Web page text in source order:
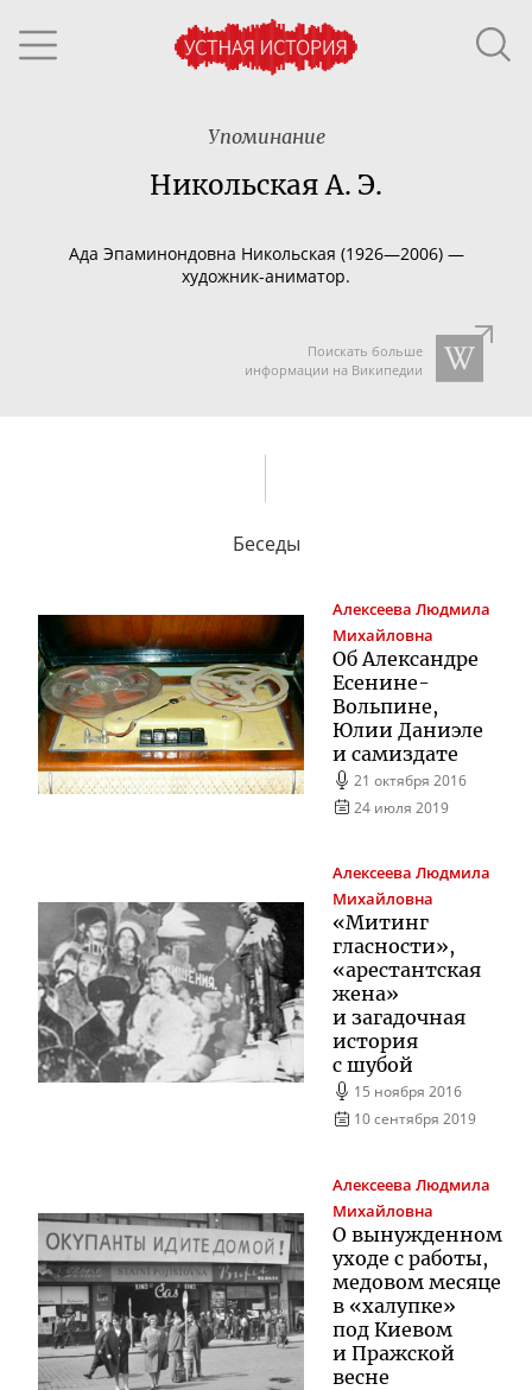
Упоминание
Никольская А. Э.
Ада Эпаминондовна Никольская (1926—2006) —
художник-аниматор.
Поискать больше
информации на Википедии
Беседы
Алексеева Людмила
Михайловна
Об Александре
Есенине-
Вольпине,
Юлии Даниэле
и самиздате
21 октября 2016
24 июля 2019
Алексеева Людмила
Михайловна
«Митинг
гласности»,
«арестантская
жена»
и загадочная
история
с шубой
15 ноября 2016
10 сентября 2019
Алексеева Людмила
Михайловна
О вынужденном
уходе с работы,
медовом месяце
в «халупке»
под Киевом
и Пражской
весне